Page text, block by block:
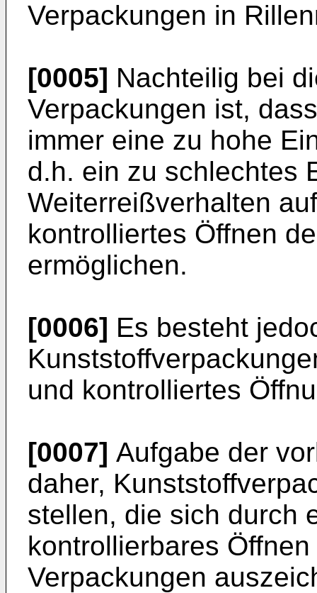
Verpackungen in
[0005] Nachteilig bei
Verpackungen ist,
immer eine zu hohe
d.h. ein zu schlechtes
Weiterreißverhalten
kontrolliertes Öffnen
ermöglichen.
[0006] Es besteht
und kontrolliertes
[0007] Aufgabe der
daher,
stellen, die sich durch
kontrollierbares
Verpackungen